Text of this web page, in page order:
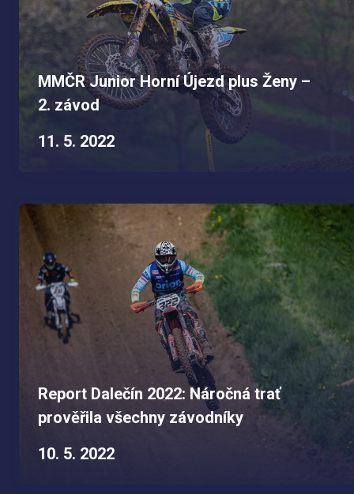
MMČR Junior Horní Újezd plus Ženy –
2. závod
11. 5. 2022
Report Dalečín 2022: Náročná trať
prověřila všechny závodníky
10. 5. 2022